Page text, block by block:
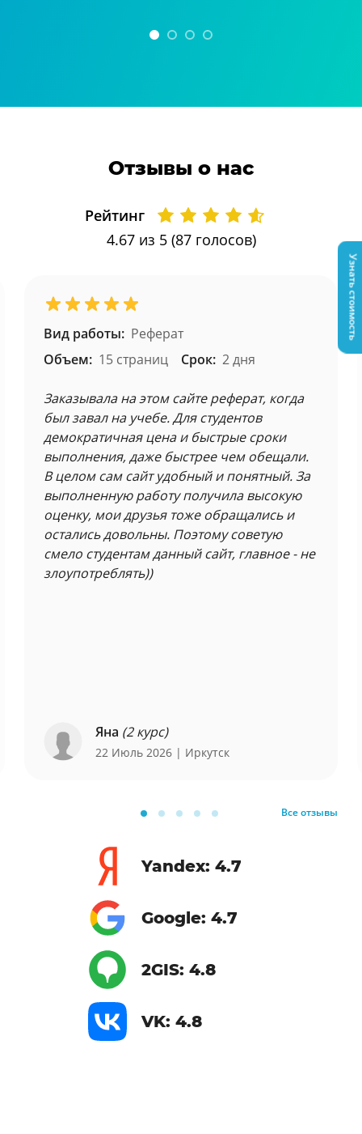
Отзывы о нас
Рейтинг
4.67из 5 (87 голосов)
Вид работы: Реферат
Объем: 15 страниц Срок: 2 дня
Заказывала на этом сайте реферат, когда
был завал на учебе. Для студентов
демократичная цена и быстрые сроки
выполнения, даже быстрее чем обещали.
В целом сам сайт удобный и понятный. За
выполненную работу получила высокую
оценку, мои друзья тоже обращались и
остались довольны. Поэтому советую
смело студентам данный сайт, главное - не
злоупотреблять))
Яна (2 курс)
22 Июль 2026 | Иркутск
Все отзывы
Yandex: 4.7
Google: 4.7
2GIS: 4.8
VK: 4.8
Узнать стоимость